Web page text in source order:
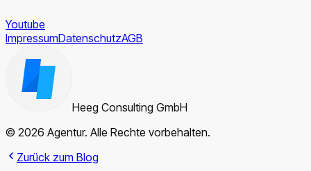
Youtube
ImpressumDatenschutzAGB
Heeg Consulting GmbH
© 2026 Agentur. Alle Rechte vorbehalten.
Zurück zum Blog